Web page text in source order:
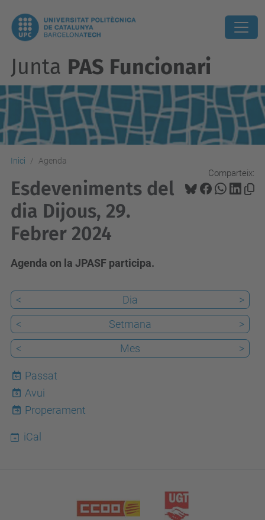
Junta PAS Funcionari
Inici Agenda
Comparteix:
Esdeveniments del
dia Dijous, 29.
Febrer 2024
Agenda on la JPASF participa.
< Dia
>
<
Setmana
>
<
Mes >
Passat
6
Avui
Properament
iCal